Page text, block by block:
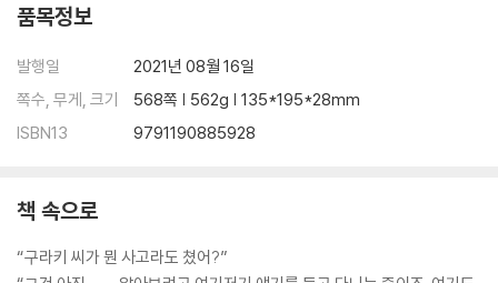
품목정보
발행일
2021년 08월 16일
쪽수, 무게, 크기
568쪽 | 562g | 135*195*28mm
ISBN13
9791190885928
책 속으로
“구라키 씨가 뭔 사고라도 쳤어?”